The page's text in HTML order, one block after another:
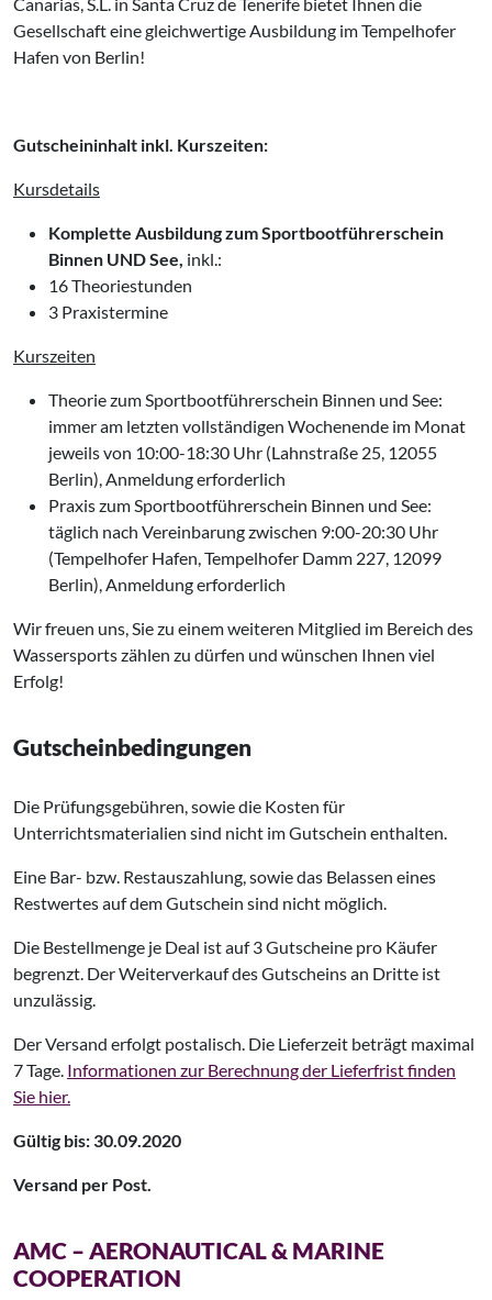
Gesellschaft eine gleichwertige Ausbildung im Tempelhofer
Hafen von Berlin!
Gutscheininhalt inkl. Kurszeiten:
Kursdetails
Komplette Ausbildung zum Sportbootführerschein
Binnen UND See, inkl.:
16 Theoriestunden
3 Praxistermine
Kurszeiten
Theorie zum Sportbootführerschein Binnen und See:
immer am letzten vollständigen Wochenende im Monat
jeweils von 10:00-18:30 Uhr (Lahnstraße 25, 12055
Berlin), Anmeldung erforderlich
Praxis zum Sportbootführerschein Binnen und See:
täglich nach Vereinbarung zwischen 9:00-20:30 Uhr
(Tempelhofer Hafen, Tempelhofer Damm 227, 12099
Berlin), Anmeldung erforderlich
Wir freuen uns, Sie zu einem weiteren Mitglied im Bereich des
Wassersports zählen zu dürfen und wünschen Ihnen viel
Erfolg!
Gutscheinbedingungen
Die Prüfungsgebühren, sowie die Kosten für
Unterrichtsmaterialien sind nicht im Gutschein enthalten.
Eine Bar- bzw. Restauszahlung, sowie das Belassen eines
Restwertes auf dem Gutschein sind nicht möglich.
Die Bestellmenge je Deal ist auf 3 Gutscheine pro Käufer
begrenzt. Der Weiterverkauf des Gutscheins an Dritte ist
unzulässig.
Der Versand erfolgt postalisch. Die Lieferzeit beträgt maximal
7 Tage. Informationen zur Berechnung der Lieferfrist finden
Sie hier.
Gültig bis: 30.09.2020
Versand per Post.
AMC – AERONAUTICAL & MARINE
COOPERATION